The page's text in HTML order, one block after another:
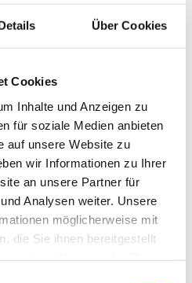
Über Cookies
Cookies
Inhalte und Anzeigen zu
für soziale Medien anbieten
auf unsere Website zu
wir Informationen zu Ihrer
an unsere Partner für
Analysen weiter. Unsere
möglicherweise mit
die Sie ihnen bereitgestellt
Relations